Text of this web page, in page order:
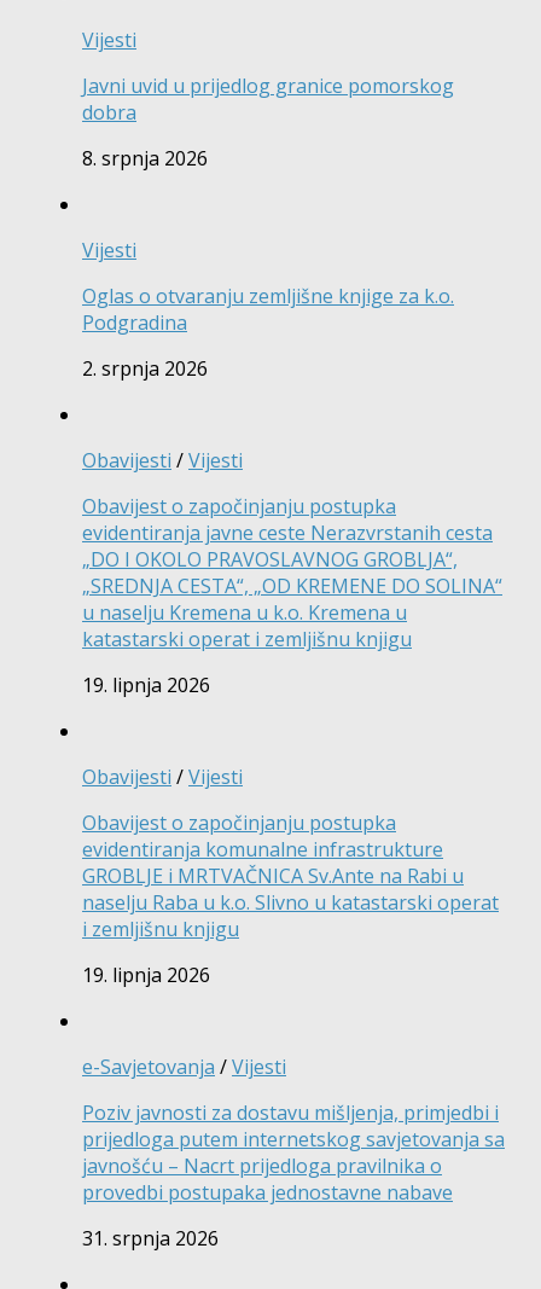
Vijesti
Javni uvid u prijedlog granice pomorskog
dobra
8. srpnja 2026
Vijesti
Oglas o otvaranju zemljišne knjige za k.o.
Podgradina
2. srpnja 2026
Obavijesti /Vijesti
Obavijest o započinjanju postupka
evidentiranja javne ceste Nerazvrstanih cesta
„DO I OKOLO PRAVOSLAVNOG GROBLJA“,
„SREDNJA CESTA“, „OD KREMENE DO SOLINA“
u naselju Kremena u k.o. Kremena u
katastarski operat i zemljišnu knjigu
19. lipnja 2026
Obavijesti /Vijesti
Obavijest o započinjanju postupka
evidentiranja komunalne infrastrukture
GROBLJE i MRTVAČNICA Sv.Ante na Rabi u
naselju Raba u k.o. Slivno u katastarski operat
i zemljišnu knjigu
19. lipnja 2026
e-Savjetovanja /Vijesti
Poziv javnosti za dostavu mišljenja, primjedbi i
prijedloga putem internetskog savjetovanja sa
javnošću – Nacrt prijedloga pravilnika o
provedbi postupaka jednostavne nabave
31. srpnja 2026